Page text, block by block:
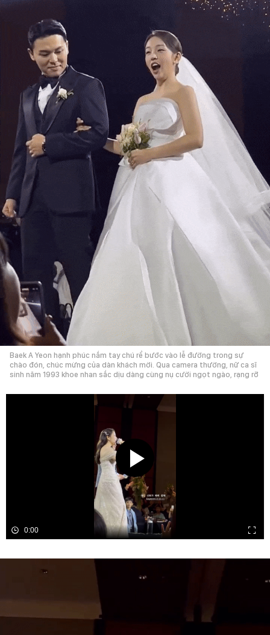
Baek A Yeon hạnh phúc nắm tay chú rể bước vào lễ đường trong sự
chào đón, chúc mừng của dàn khách mời. Qua camera thường, nữ ca sĩ
sinh năm 1993 khoe nhan sắc dịu dàng cùng nụ cười ngọt ngào, rạng rỡ
0:00